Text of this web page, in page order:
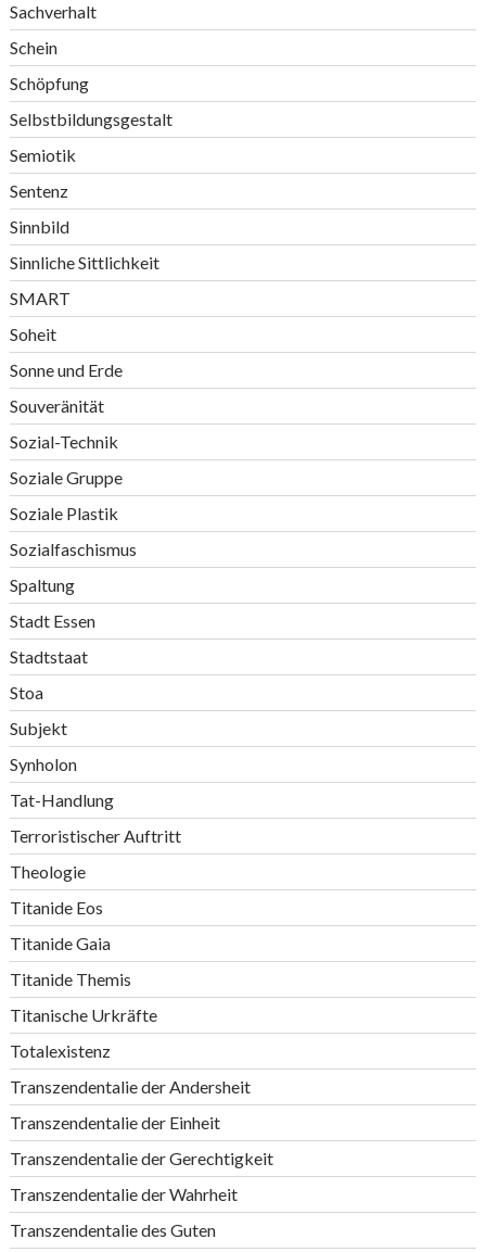
Sachverhalt
Schein
Schöpfung
Selbstbildungsgestalt
Semiotik
Sentenz
Sinnbild
Sinnliche Sittlichkeit
SMART
Soheit
Sonne und Erde
Souveränität
Sozial-Technik
Soziale Gruppe
Soziale Plastik
Sozialfaschismus
Spaltung
Stadt Essen
Stadtstaat
Stoa
Subjekt
Synholon
Tat-Handlung
Terroristischer Auftritt
Theologie
Titanide Eos
Titanide Gaia
Titanide Themis
Titanische Urkräfte
Totalexistenz
Transzendentalie der Andersheit
Transzendentalie der Einheit
Transzendentalie der Gerechtigkeit
Transzendentalie der Wahrheit
Transzendentalie des Guten